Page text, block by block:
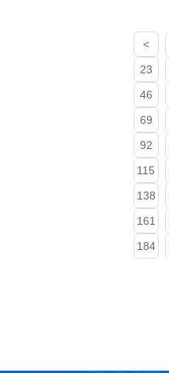
<
23
46
69
92
115
138
161
184